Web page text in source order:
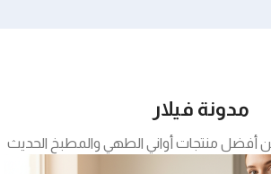
مدونة فيلار
أفضل منتجات أواني الطهي والمطبخ الحديث